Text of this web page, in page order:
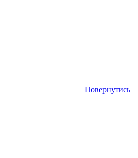
Повернутись